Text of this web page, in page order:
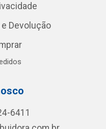
Devolução
6411